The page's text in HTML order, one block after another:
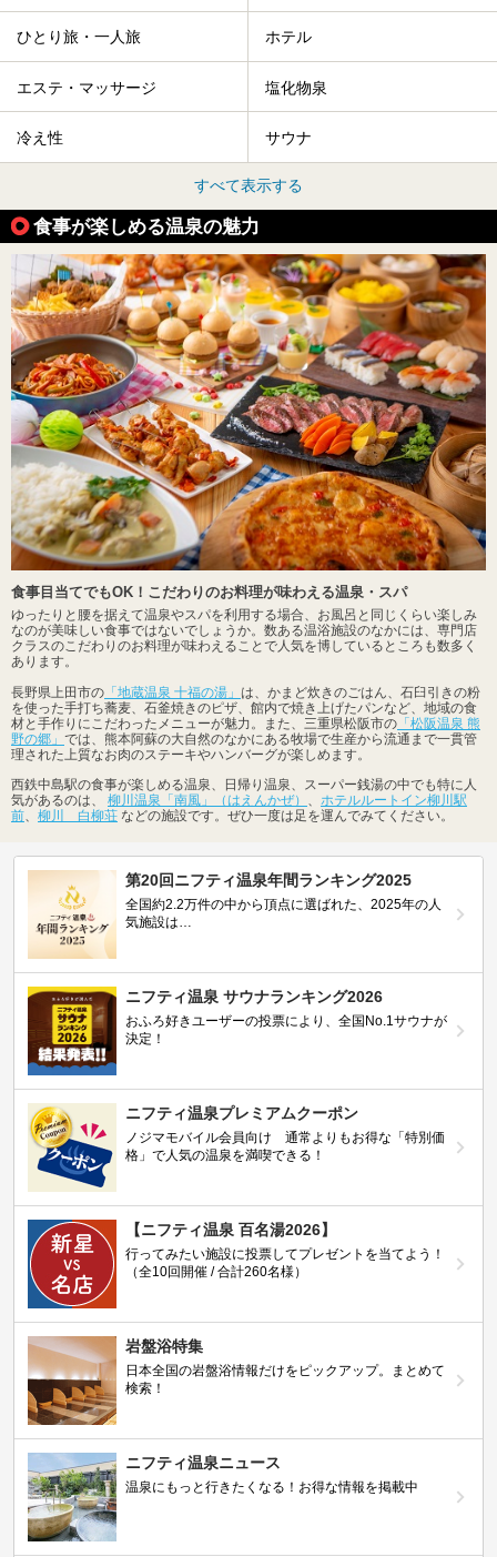
ひとり旅・一人旅 ホテル
エステ・マッサージ 塩化物泉
冷え性 サウナ
すべて表示する
食事が楽しめる温泉の魅力
食事目当てでもOK！こだわりのお料理が味わえる温泉・スパ
ゆったりと腰を据えて温泉やスパを利用する場合、お風呂と同じくらい楽しみ
なのが美味しい食事ではないでしょうか。数ある温浴施設のなかには、専門店
クラスのこだわりのお料理が味わえることで人気を博しているところも数多く
あります。
長野県上田市の 「地蔵温泉 十福の湯」 は、かまど炊きのごはん、石臼引きの粉
を使った手打ち蕎麦、石釜焼きのピザ、館内で焼き上げたパンなど、地域の食
材と手作りにこだわったメニューが魅力。また、三重県松阪市の 「松阪温泉 熊
野の郷」 では、熊本阿蘇の大自然のなかにある牧場で生産から流通まで一貫管
理された上質なお肉のステーキやハンバーグが楽しめます。
西鉄中島駅の食事が楽しめる温泉、日帰り温泉、スーパー銭湯の中でも特に人
気があるのは、 柳川温泉「南風」（はえんかぜ）
ホテルルートイン柳川駅
前
柳川 白柳荘 などの施設です。ぜひ一度は足を運んでみてください。
第20回ニフティ温泉年間ランキング2025
全国約2.2万件の中から頂点に選ばれた、2025年の人
気施設は…
ニフティ温泉 サウナランキング2026
おふろ好きユーザーの投票により、全国No.1サウナが
決定！
ニフティ温泉プレミアムクーポン
ノジマモバイル会員向け 通常よりもお得な「特別価
格」で人気の温泉を満喫できる！
【ニフティ温泉 百名湯2026】
行ってみたい施設に投票してプレゼントを当てよう！
（全10回開催 / 合計260名様）
岩盤浴特集
日本全国の岩盤浴情報だけをピックアップ。まとめて
検索！
ニフティ温泉ニュース
温泉にもっと行きたくなる！お得な情報を掲載中